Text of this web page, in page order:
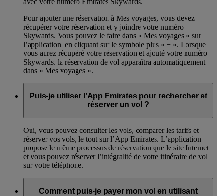
Pour ajouter une réservation à Mes voyages, vous devez
récupérer votre réservation et y joindre votre numéro
Skywards. Vous pouvez le faire dans « Mes voyages » sur
l’application, en cliquant sur le symbole plus « + ». Lorsque
vous aurez récupéré votre réservation et ajouté votre numéro
Skywards, la réservation de vol apparaîtra automatiquement
dans « Mes voyages ».
Puis-je utiliser l’App Emirates pour rechercher et
réserver un vol ?
Oui, vous pouvez consulter les vols, comparer les tarifs et
réserver vos vols, le tout sur l’App Emirates. L’application
propose le même processus de réservation que le site Internet
et vous pouvez réserver l’intégralité de votre itinéraire de vol
sur votre téléphone.
Comment puis-je payer mon vol en utilisant